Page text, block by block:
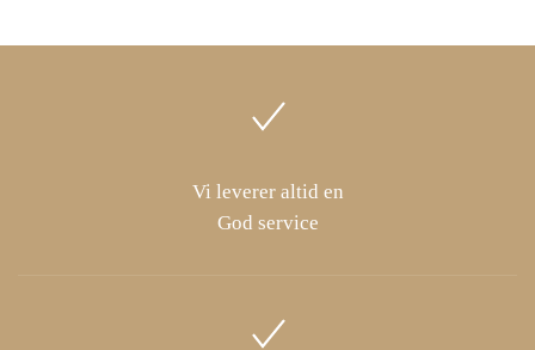
Vi leverer altid en
God service